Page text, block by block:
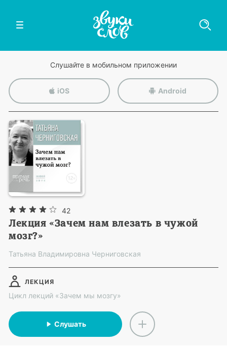
Слушайте в мобильном приложении
iOS Android
42
Лекция «Зачем нам влезать в чужой
мозг?»
Татьяна Владимировна Черниговская
ЛЕКЦИЯ
Цикл лекций «Зачем мы мозгу»
Слушать